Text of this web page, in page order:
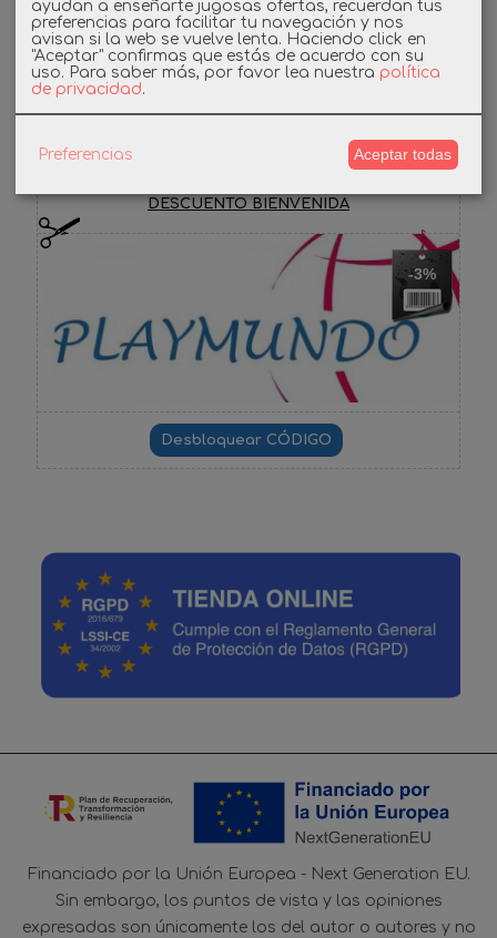
Instagram
Facebook
Cupones
DESCUENTO BIENVENIDA
-3%
Financiado por la Unión Europea - Next Generation EU.
Sin embargo, los puntos de vista y las opiniones
expresadas son únicamente los del autor o autores y no
ayudan a enseñarte jugosas ofertas, recuerdan tus
preferencias para facilitar tu navegación y nos
avisan si la web se vuelve lenta. Haciendo click en
"Aceptar" confirmas que estás de acuerdo con su
uso. Para saber más, por favor lea nuestra política
de privacidad.
Preferencias Aceptar todas